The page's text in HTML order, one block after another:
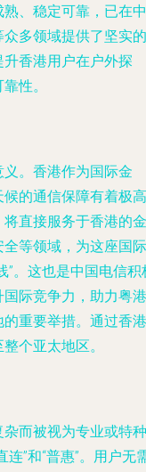
、稳定可靠，已在中
多领域提供了坚实的
香港用户在户外探
性。
。香港作为国际金
的通信保障有着极高
直接服务于香港的金
等领域，为这座国际
”。这也是中国电信积
际竞争力，助力粤港
重要举措。通过香港
个亚太地区。
而被视为专业或特种
”和“普惠”。用户无